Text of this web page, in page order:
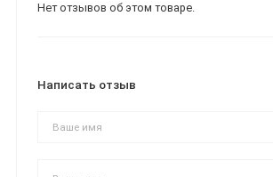
Нет отзывов об этом товаре.
Написать отзыв